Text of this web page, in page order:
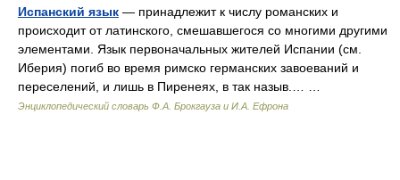
Испанский язык — принадлежит к числу романских и
происходит от латинского, смешавшегося со многими другими
элементами. Язык первоначальных жителей Испании (см.
Иберия) погиб во время римско германских завоеваний и
переселений, и лишь в Пиренеях, в так назыв.… …
Энциклопедический словарь Ф.А. Брокгауза и И.А. Ефрона